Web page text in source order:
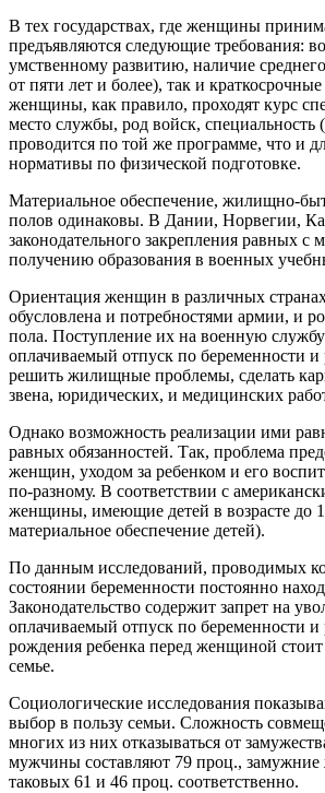
В тех государствах, где женщины
предъявляются следующие требования:
умственному развитию, наличие
от пяти лет и более), так и
женщины, как правило, проходят курс
место службы, род войск,
проводится по той же программе, что и
нормативы по физической подготовке.
Материальное обеспечение, жилищно-
полов одинаковы. В Дании, Норвегии,
законодательного закрепления равных
получению образования в военных
Ориентация женщин в различных
обусловлена и потребностями армии, и
пола. Поступление их на военную
оплачиваемый отпуск по беременности
решить жилищные проблемы, сделать
звена, юридических, и медицинских
Однако возможность реализации ими
равных обязанностей. Так, проблема
женщин, уходом за ребенком и его
по-разному. В соответствии с
женщины, имеющие детей в возрасте до
материальное обеспечение детей).
По данным исследований, проводимых
состоянии беременности постоянно
Законодательство содержит запрет на
оплачиваемый отпуск по беременности и
рождения ребенка перед женщиной
семье.
Социологические исследования
выбор в пользу семьи. Сложность
многих из них отказываться от
мужчины составляют 79 проц., замужние
таковых 61 и 46 проц. соответственно.